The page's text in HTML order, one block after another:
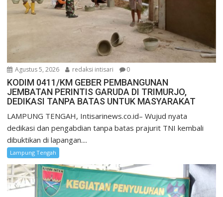
Agustus 5, 2026 redaksi intisari 0
KODIM 0411/KM GEBER PEMBANGUNAN
JEMBATAN PERINTIS GARUDA DI TRIMURJO,
DEDIKASI TANPA BATAS UNTUK MASYARAKAT
LAMPUNG TENGAH, Intisarinews.co.id– Wujud nyata
dedikasi dan pengabdian tanpa batas prajurit TNI kembali
dibuktikan di lapangan....
Lampung Tengah